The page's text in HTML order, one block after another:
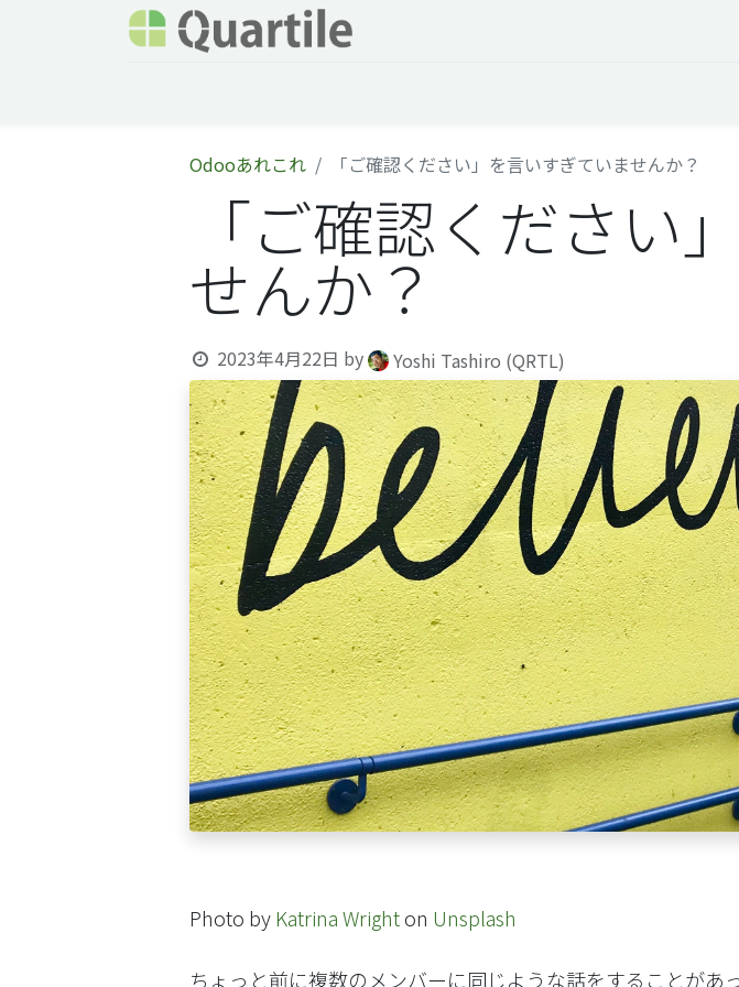
Odooあれこれ 「ご確認ください」を言いすぎていませんか？
「ご確認ください
せんか？
2023年4月22日 by Yoshi Tashiro (QRTL)
Photo byKatrina Wrighton Unsplash
ちょっと前に複数のメンバーに同じような話をすることがあっ